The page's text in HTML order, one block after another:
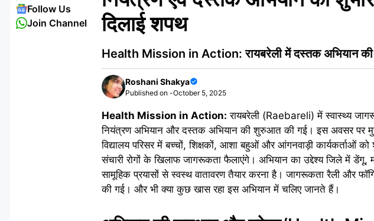
दिलाई शपथ
Health Mission in Action: रायबरेली में दस्तक अभियान
Roshani Shakya
Published on -October 5, 2025
Health Mission in Action: रायबरेली (Raebareli) में स्वास्थ्य
नियंत्रण अभियान और दस्तक अभियान की शुरुआत की गई। इस अवसर पर
विद्यालय परिसर में बच्चों, शिक्षकों, आशा बहुओं और आंगनवाड़ी
संचारी रोगों के खिलाफ जागरूकता फैलाएंगे। अभियान का उद्देश्य जिले में डेंगू,
सामूहिक प्रयासों से स्वस्थ वातावरण तैयार करना है। जागरूकता रैली और
की गई। और भी क्या कुछ खास रहा इस अभियान में चलिए जानते हैं।
Follow Us
Join Channel